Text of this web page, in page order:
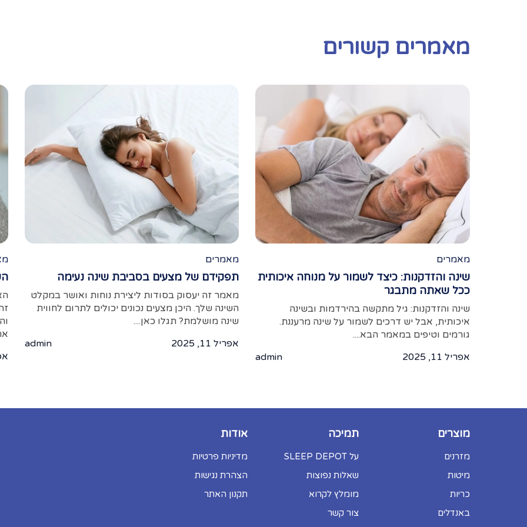
מאמרים קשורים
מאמרים
שינה והזדקנות: כיצד לשמור על מנוחה איכותית
ככל שאתה מתבגר
שינה והזדקנות: גיל מתקשה בהירדמות ובשינה
איכותית, אבל יש דרכים לשמור על שינה מרעננת.
גורמים וטיפים במאמר הבא....
אפריל 11, 2025
admin
מאמרים
תפקידם של מצעים בסביבת שינה נעימה
מאמר זה יעסוק בסודות ליצירת נוחות ואושר במקלט
השינה שלך. היכן מצעים נכונים יכולים לתרום לחווית
שינה מושלמת? תגלו כאן....
אפריל 11, 2025
admin
מוצרים
מזרנים
מיטות
כריות
באנדלים
תמיכה
על SLEEP DEPOT
שאלות נפוצות
מומלץ לקרוא
צור קשר
אודות
מדיניות פרטיות
הצהרת נגישות
תקנון האתר